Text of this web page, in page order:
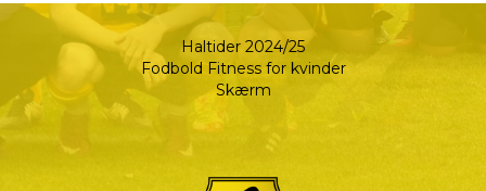
Haltider 2024/25
Fodbold Fitness for kvinder
Skærm